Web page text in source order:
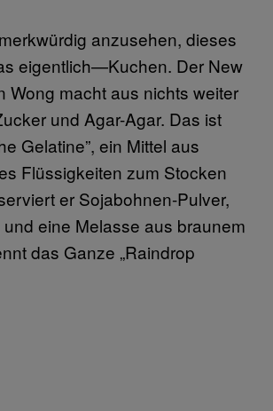
anzusehen, dieses
eigentlich—Kuchen. Der New
Wong macht aus nichts weiter
und Agar-Agar. Das ist
Gelatine”, ein Mittel aus
Flüssigkeiten zum Stocken
er Sojabohnen-Pulver,
eine Melasse aus braunem
das Ganze „Raindrop